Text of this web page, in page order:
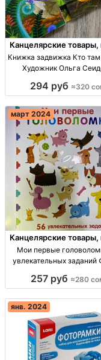
Канцелярские товары,
учебники
Книжка задвижка Кто
Художник Ольга
294 руб ≈320
март 2024
Канцелярские товары,
учебники
Мои первые
увлекательных заданий
257 руб ≈280
янв. 2024